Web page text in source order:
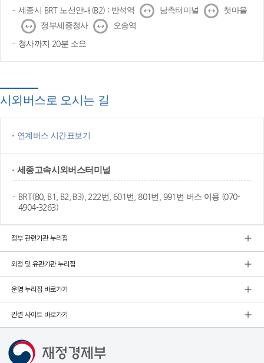
세종시 BRT 노선안내(B2) : 반석역
↔ 남측터미널 ↔
첫마을
↔
정부세종청사 ↔
오송역
청사까지 20분 소요
시외버스로 오시는 길
연계버스 시간표보기
세종고속시외버스터미널
BRT(B0, B1, B2, B3), 222번, 601번, 801번, 991번 버스 이용 (070-
4904-3263)
정부 관련기관 누리집
외청 및 유관기관 누리집
운영 누리집 바로가기
관련 사이트 바로가기